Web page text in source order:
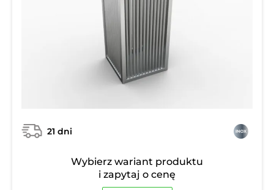
21 dni
Wybierz wariant produktu
i zapytaj o cenę